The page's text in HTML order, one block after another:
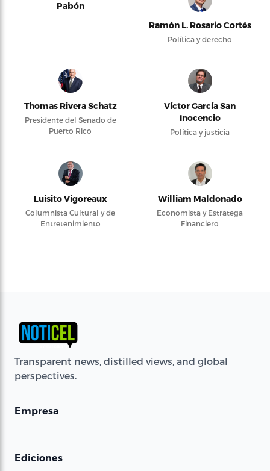
Pabón
Ramón L. Rosario Cortés
Política y derecho
Thomas Rivera Schatz
Presidente del Senado de
Puerto Rico
Víctor García San
Inocencio
Política y justicia
Luisito Vigoreaux
Columnista Cultural y de
Entretenimiento
William Maldonado
Economista y Estratega
Financiero
Transparent news, distilled views, and global
perspectives.
Empresa
Ediciones